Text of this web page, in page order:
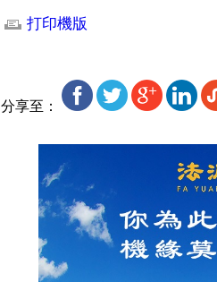
打印機版
分享至：